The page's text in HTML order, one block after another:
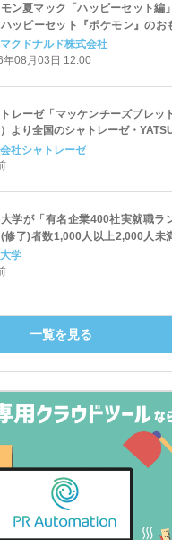
ン夏マック「ハッピーセット編
ッピーセット『ポケモン』のお
クドナルド株式会社
年08月03日 12:00
レーゼ「マッケンチーズブレッ
）より全国のシャトレーゼ・
社シャトレーゼ
学が「有名企業400社実就職ラ
修了)者数1,000人以上2,000人未
第1位を獲得！～実就職率は
）に伸長、東京の私立大学でも10
学
一覧を見る